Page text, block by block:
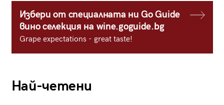
Избери от специалната ни Go Guide
вино селекция на wine.goguide.bg
Grape expectations - great taste!
Най-четени